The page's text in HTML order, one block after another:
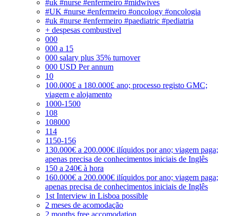
#uk #nurse #enfermeiro #midwives
#UK #nurse #enfermeiro #oncology #oncologia
#uk #nurse #enfermeiro #paediatric #pediatria
+ despesas combustivel
000
000 a 15
000 salary plus 35% turnover
000 USD Per annum
10
100.000£ a 180.000£ ano; processo registo GMC;
viagem e alojamento
1000-1500
108
108000
114
1150-156
130.000€ a 200.000€ ilíquidos por ano; viagem paga;
apenas precisa de conhecimentos iniciais de Inglês
150 a 240€ à hora
160.000€ a 200.000€ ilíquidos por ano; viagem paga;
apenas precisa de conhecimentos iniciais de Inglês
1st Interview in Lisboa possible
2 meses de acomodação
2 months free accomodation